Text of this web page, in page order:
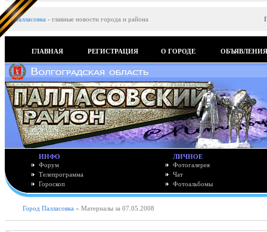
Палласовка - главные новости города и района
ГЛАВНАЯ РЕГИСТРАЦИЯ О ГОРОДЕ ОБЪЯВЛЕНИЯ
ИНФО
Форум
Телепрограмма
Гороскоп
ЛИЧНОЕ
Фотогалерея
Чат
Фотоальбомы
Город Палласовка » Материалы за 07.05.2008